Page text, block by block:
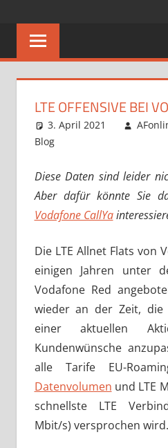
springen
Allnet
Flat
Das
Sorglos-
Paket
LTE OFFENSIVE BEI
3. April 2021
Blog
Diese Daten sind leider
Aber dafür könnte Sie
Vodafone CallYa
Die LTE Allnet Flats von
einigen Jahren unter
Vodafone Red
wieder an der Zeit, die
einer aktuellen
Kundenwünsche
alle Tarife EU-
Datenvolumen und LTE
schnellste LTE
Mbit/s) versprochen wird.